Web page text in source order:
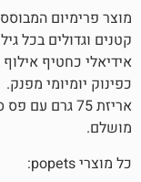
על רכיבים
גיל.
בזכות טעימות
גרם עם פס סגירה